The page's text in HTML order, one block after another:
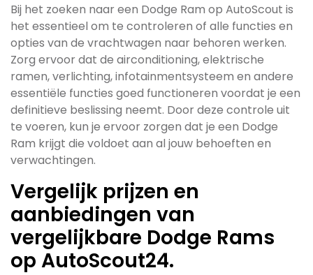
Bij het zoeken naar een Dodge Ram op AutoScout is
het essentieel om te controleren of alle functies en
opties van de vrachtwagen naar behoren werken.
Zorg ervoor dat de airconditioning, elektrische
ramen, verlichting, infotainmentsysteem en andere
essentiële functies goed functioneren voordat je een
definitieve beslissing neemt. Door deze controle uit
te voeren, kun je ervoor zorgen dat je een Dodge
Ram krijgt die voldoet aan al jouw behoeften en
verwachtingen.
Vergelijk prijzen en
aanbiedingen van
vergelijkbare Dodge Rams
op AutoScout24.